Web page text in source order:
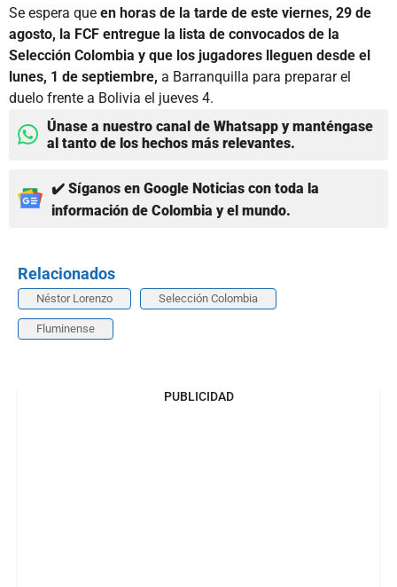
Se espera que en horas de la tarde de este viernes, 29 de
agosto, la FCF entregue la lista de convocados de la
Selección Colombia y que los jugadores lleguen desde el
lunes, 1 de septiembre, a Barranquilla para preparar el
duelo frente a Bolivia el jueves 4.
Únase a nuestro canal de Whatsapp y manténgase
al tanto de los hechos más relevantes.
✔️ Síganos en Google Noticias con toda la
información de Colombia y el mundo.
Relacionados
Néstor Lorenzo Selección Colombia
Fluminense
PUBLICIDAD